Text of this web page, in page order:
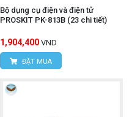
Bộ dụng cụ điện và điện tử
PROSKIT PK-813B (23 chi tiết)
1,904,400 VND
ĐẶT MUA